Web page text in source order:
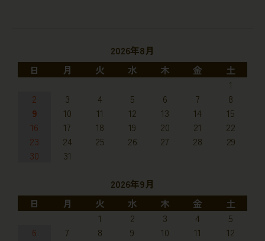
2026年8月
日
月 火 水 木 金
土
1
2
3 4 5 6 7
8
9
10 11 12 13 14
15
16
17 18 19 20 21
22
23
24 25 26 27 28
29
30
31
2026年9月
日
月 火 水 木 金
土
1
2 3 4
5
6
7 8 9 10 11
12